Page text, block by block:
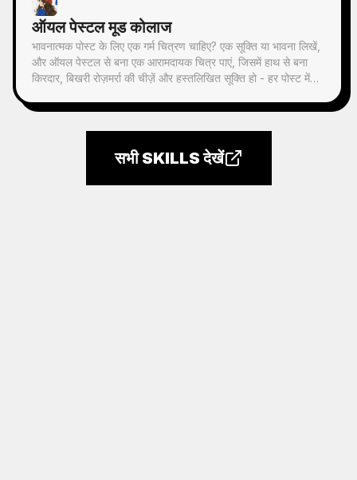
ऑयल पेस्टल मूड कोलाज
भावनात्मक पोस्ट के लिए एक गर्म चित्रण चाहिए? एक सूक्ति या भावना लिखें,
और ऑयल पेस्टल से बना एक आरामदायक चित्र पाएं, जिसमें हाथ से बना
किरदार, बिखरी रोज़मर्रा की चीज़ें और हस्तलिखित सूक्ति हो - हर पोस्ट में
सभी SKILLS देखें